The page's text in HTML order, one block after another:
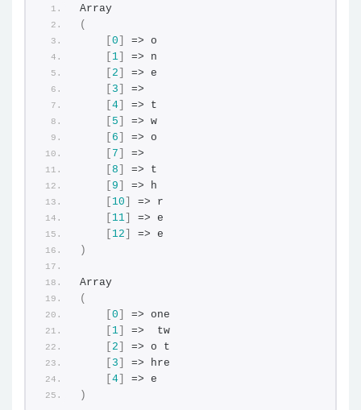
Array
(
0
=> o
1
=> n
2
=> e
3
=>
4
=> t
5
=> w
6
=> o
7
=>
8
=> t
9
=> h
10
=> r
11
=> e
12
=> e
)
Array
(
0
=> one
1
=>  tw
2
=> o t
3
=> hre
4
=> e
)